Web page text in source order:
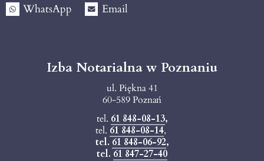
WhatsApp
Email
Izba Notarialna w Poznaniu
ul. Piękna 41
60-589 Poznań
tel. 61 848-08-13,
tel. 61 848-08-14,
tel. 61 848-06-92,
tel. 61 847-27-40